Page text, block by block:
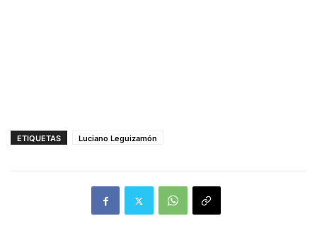
ETIQUETAS Luciano Leguizamón